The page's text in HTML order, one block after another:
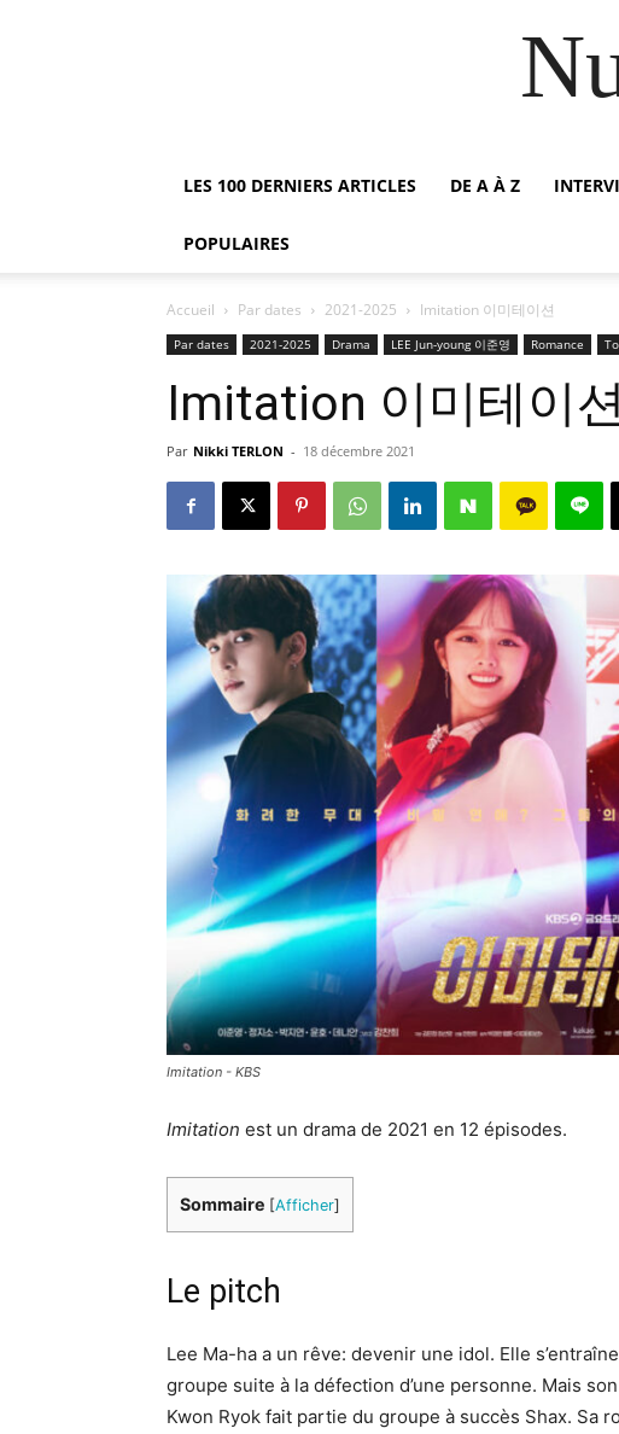
LES 100 DERNIERS ARTICLES DE A À Z
POPULAIRES
Accueil Par dates 2021-2025 Imitation 이미테이션
Par dates 2021-2025 Drama LEE Jun-young 이준영 Romance
Imitation 이미테이션
Par Nikki TERLON - 18 décembre 2021
Imitation - KBS
Imitation est un drama de 2021 en 12 épisodes.
Sommaire [Afficher]
Le pitch
Lee Ma-ha a un rêve: devenir une idol. Elle
groupe suite à la défection d’une personne. Mais
Kwon Ryok fait partie du groupe à succès Shax. Sa